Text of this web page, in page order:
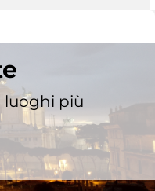
luoghi più